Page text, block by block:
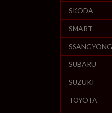
SKODA
SMART
SSANGYONG
SUBARU
SUZUKI
TOYOTA